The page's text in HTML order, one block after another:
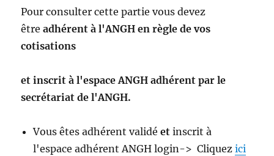
Pour consulter cette partie vous devez
êtreadhérent à l'ANGH en règle de vos
cotisations
et inscrit à l'espaceANGH adhérent par le
secrétariat de l'ANGH.
Vous êtes adhérent validéet inscrit à
l'espace adhérent ANGH login-> Cliquezici